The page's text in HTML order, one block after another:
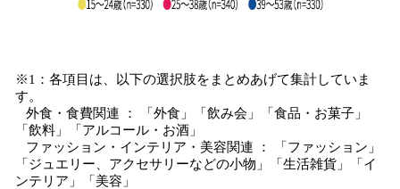
※1：各項目は、以下の選択肢をまとめあげて集計していま
す。
外食・食費関連 ： 「外食」「飲み会」「食品・お菓子」
「飲料」「アルコール・お酒」
ファッション・インテリア・美容関連 ： 「ファッション」
「ジュエリー、アクセサリーなどの小物」「生活雑貨」「イ
ンテリア」「美容」